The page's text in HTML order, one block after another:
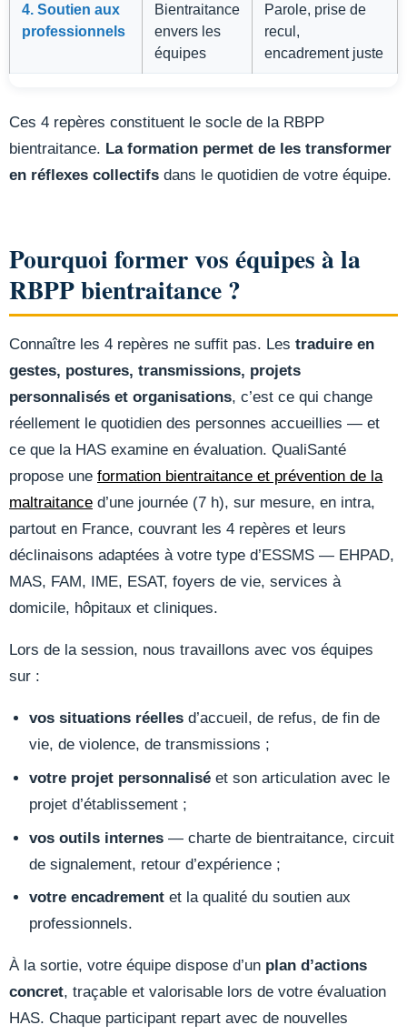
4. Soutien aux
professionnels
Bientraitance
envers les
équipes
Parole, prise de
recul,
encadrement juste
Ces 4 repères constituent le socle de la RBPP
bientraitance. La formation permet de les transformer
en réflexes collectifs dans le quotidien de votre équipe.
Pourquoi former vos équipes à la
RBPP bientraitance ?
Connaître les 4 repères ne suffit pas. Les traduire en
gestes, postures, transmissions, projets
personnalisés et organisations, c’est ce qui change
réellement le quotidien des personnes accueillies — et
ce que la HAS examine en évaluation. QualiSanté
propose une formation bientraitance et prévention de la
maltraitance d’une journée (7 h), sur mesure, en intra,
partout en France, couvrant les 4 repères et leurs
déclinaisons adaptées à votre type d’ESSMS — EHPAD,
MAS, FAM, IME, ESAT, foyers de vie, services à
domicile, hôpitaux et cliniques.
Lors de la session, nous travaillons avec vos équipes
sur :
vos situations réelles d’accueil, de refus, de fin de
vie, de violence, de transmissions ;
votre projet personnalisé et son articulation avec le
projet d’établissement ;
vos outils internes — charte de bientraitance, circuit
de signalement, retour d’expérience ;
votre encadrement et la qualité du soutien aux
professionnels.
À la sortie, votre équipe dispose d’un plan d’actions
concret, traçable et valorisable lors de votre évaluation
HAS. Chaque participant repart avec de nouvelles